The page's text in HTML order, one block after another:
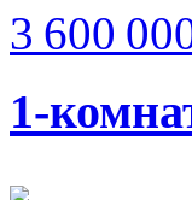
3 600
1-